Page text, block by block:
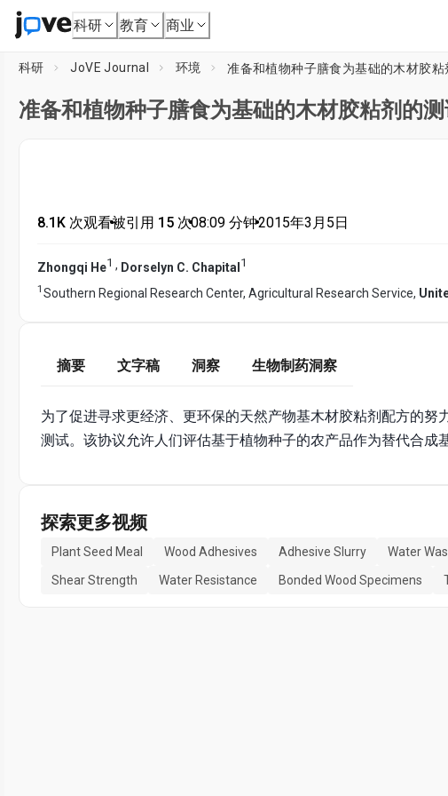
科研 教育 商业
科研 JoVE Journal 环境 准备和植物种子膳食为基础的木材胶粘
准备和植物种子膳食为基础的木材胶粘剂的
8.1K 次观看•被引用 15 次•08:09 分钟•2015年3月5日
Zhongqi He1 , Dorselyn C. Chapital 1
1 Southern Regional Research Center, Agricultural Research Service,
摘要 文字稿 洞察 生物制药洞察
为了促进寻求更经济、更环保的天然产物基木材胶粘剂配方的
测试。该协议允许人们评估基于植物种子的农产品作为替代合成
探索更多视频
Plant Seed Meal Wood Adhesives Adhesive Slurry Water
Shear Strength
Water Resistance Bonded Wood Specimens